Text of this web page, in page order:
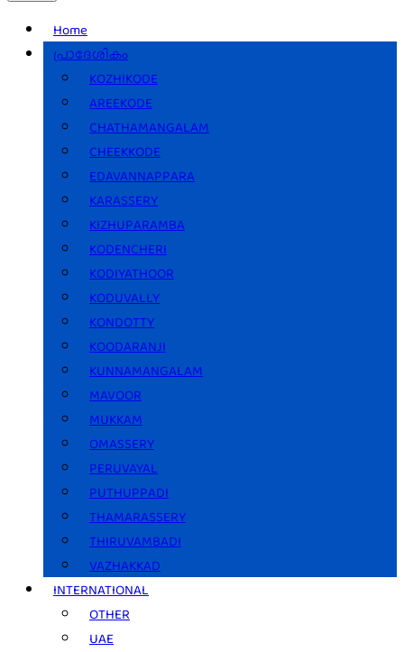
Home
പ്രാദേശികം
KOZHIKODE
AREEKODE
CHATHAMANGALAM
CHEEKKODE
EDAVANNAPPARA
KARASSERY
KIZHUPARAMBA
KODENCHERI
KODIYATHOOR
KODUVALLY
KONDOTTY
KOODARANJI
KUNNAMANGALAM
MAVOOR
MUKKAM
OMASSERY
PERUVAYAL
PUTHUPPADI
THAMARASSERY
THIRUVAMBADI
VAZHAKKAD
INTERNATIONAL
OTHER
UAE